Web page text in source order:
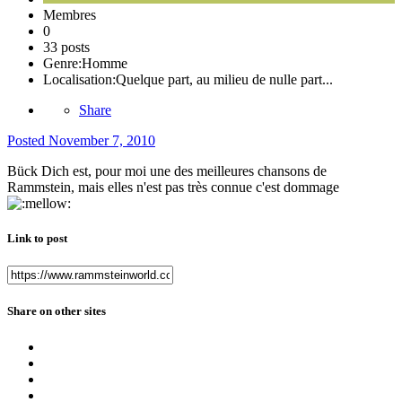
Membres
0
33 posts
Genre:Homme
Localisation:Quelque part, au milieu de nulle part...
Share
Posted November 7, 2010
Bück Dich est, pour moi une des meilleures chansons de
Rammstein, mais elles n'est pas très connue c'est dommage
Link to post
Share on other sites